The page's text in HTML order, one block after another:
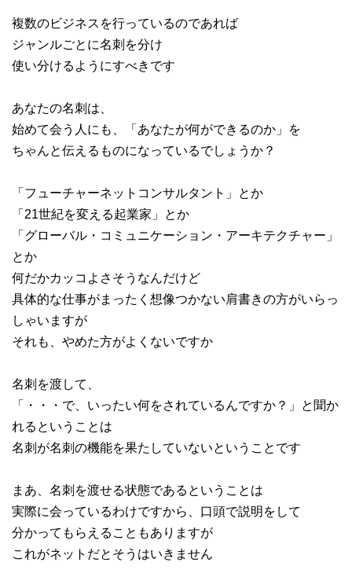
複数のビジネスを行っているのであれば
ジャンルごとに名刺を分け
使い分けるようにすべきです
あなたの名刺は、
始めて会う人にも、「あなたが何ができるのか」を
ちゃんと伝えるものになっているでしょうか？
「フューチャーネットコンサルタント」とか
「21世紀を変える起業家」とか
「グローバル・コミュニケーション・アーキテクチャー」
とか
何だかカッコよさそうなんだけど
具体的な仕事がまったく想像つかない肩書きの方がいらっ
しゃいますが
それも、やめた方がよくないですか
名刺を渡して、
「・・・で、いったい何をされているんですか？」と聞か
れるということは
名刺が名刺の機能を果たしていないということです
まあ、名刺を渡せる状態であるということは
実際に会っているわけですから、口頭で説明をして
分かってもらえることもありますが
これがネットだとそうはいきません